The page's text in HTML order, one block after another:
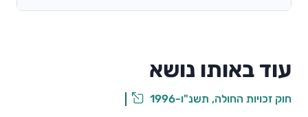
עוד באותו נושא
חוק זכויות החולה, תשנ"ו-1996